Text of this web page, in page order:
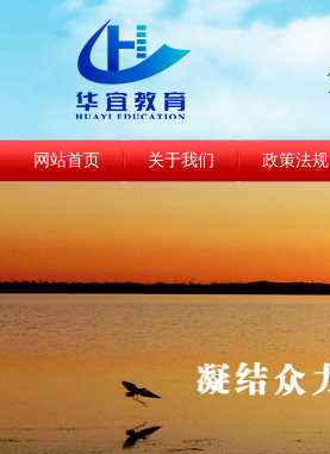
网站首页 关于我们 政策法规